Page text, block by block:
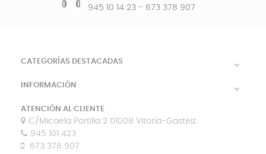
945 10 14 23- 673 378 907
CATEGORÍAS DESTACADAS 
INFORMACIÓN 
ATENCIÓN AL CLIENTE
C/Micaela Portilla 2 01008 Vitoria-Gasteiz
945 101 423
673 378 907